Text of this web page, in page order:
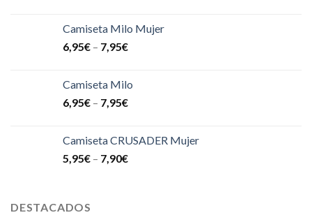
Camiseta Milo Mujer
6,95€ – 7,95€
Camiseta Milo
6,95€ – 7,95€
Camiseta CRUSADER Mujer
5,95€ – 7,90€
DESTACADOS